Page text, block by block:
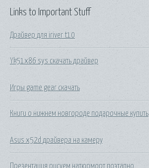
Links to Important Stuff
Драйвер для iriver t10
Yk51x86 sys скачать драйвер
Игры game gear скачать
Книги о нижнем новгороде подарочные купить
Asus x52d драйвера на камеру
Презентация рисуем натюрморт поэтапно